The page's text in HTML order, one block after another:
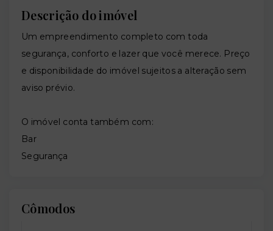
Descrição do imóvel
Um empreendimento completo com toda
segurança, conforto e lazer que você merece. Preço
e disponibilidade do imóvel sujeitos a alteração sem
aviso prévio.
O imóvel conta também com:
Bar
Segurança
Cômodos